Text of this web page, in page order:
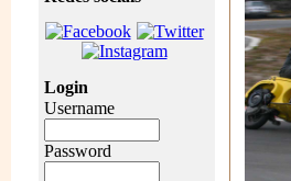
Login
Username
Password